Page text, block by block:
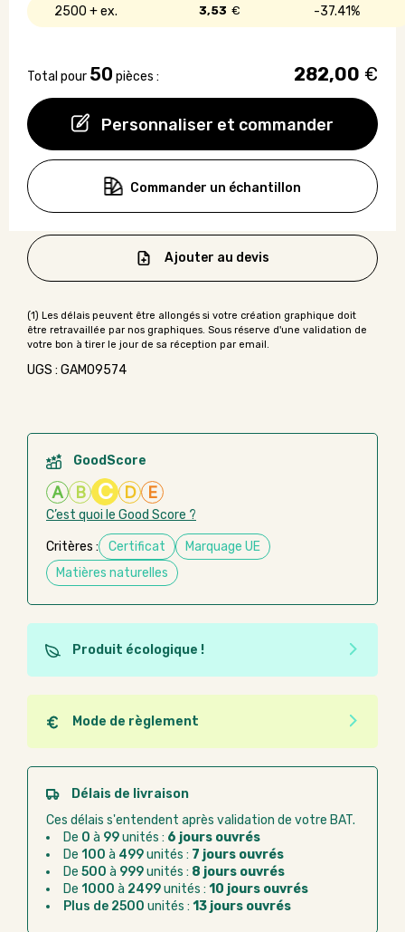
Personnaliser et commander
2500 + 37.41%
3,53 €
Total pour 50 pièces : 282,00 €
Commander un échantillon
Ajouter au devis
UGS : GAMO9574
GoodScore
A B C D E
C’est quoi le Good Score ?
Critères : Certificat
Marquage UE
Matières naturelles
Produit écologique !
Ce produit est éco-conçu, il a été fabriqué à partir de
matériaux recyclés ou recyclables. Ces produits
peuvent plus facilement obtenir une seconde vie
après utilisation. L'origine de fabrication du produit
n'entre pas dans les critères d'éco-conception.
Mode de règlement
Quel que soit le mode de règlement, vous pouvez
passer commande en ligne sur Good Act.
Paiement CB :paiement sécurisé par carte
Virement bancaire :règlement sur facture
après la commande
Chorus Pro :règlement par mandat
administratif après la commande
Délais de livraison
Ces délais s'entendent après validation de votre BAT.
De 0 à 99unités : 6 jours ouvrés
De 100 à 499unités : 7 jours ouvrés
De 500 à 999unités : 8 jours ouvrés
De 1000 à 2499unités : 10 jours ouvrés
Plus de 2500 unités : 13 jours ouvrés